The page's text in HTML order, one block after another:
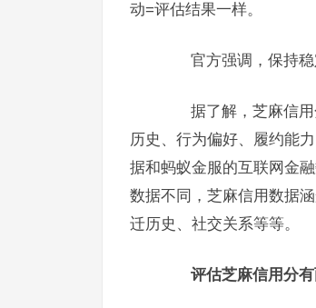
动=评估结果一样。
官方强调，保持稳
据了解，芝麻信用
历史、行为偏好、履约能
据和蚂蚁金服的互联网金
数据不同，芝麻信用数据
迁历史、社交关系等等。
评估芝麻信用分有